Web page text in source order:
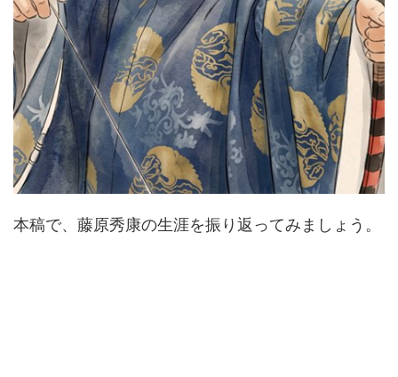
本稿で、藤原秀康の生涯を振り返ってみましょう。